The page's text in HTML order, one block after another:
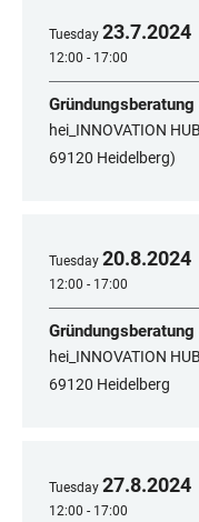
Tuesday 23.7.2024
12:00 - 17:00
Gründungsberatung
hei_INNOVATION
69120 Heidelberg)
Tuesday 20.8.2024
12:00 - 17:00
Gründungsberatung
hei_INNOVATION
69120 Heidelberg
Tuesday 27.8.2024
12:00 - 17:00